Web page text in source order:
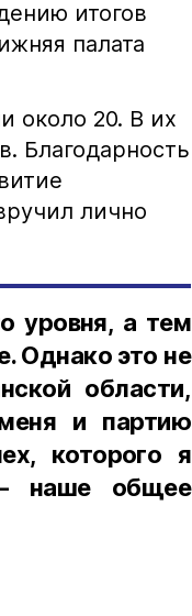
итогов
палата
около 20. В их
Благодарность
лично
уровня, а тем
Однако это не
области,
и партию
которого я
наше общее